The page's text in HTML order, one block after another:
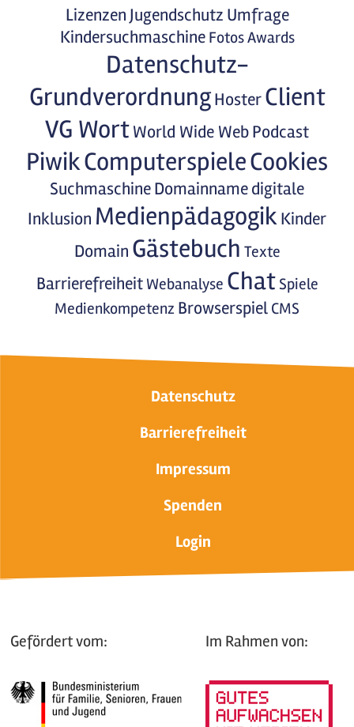
Lizenzen Jugendschutz Umfrage
Kindersuchmaschine FotosAwards
Datenschutz-
Grundverordnung Hoster Client
VG WortWorld Wide WebPodcast
PiwikComputerspieleCookies
SuchmaschineDomainnamedigitale
Inklusion MedienpädagogikKinder
Domain Gästebuch Texte
Barrierefreiheit Webanalyse Chat Spiele
Medienkompetenz Browserspiel CMS
Datenschutz
Barrierefreiheit
Impressum
Spenden
Login
Gefördert vom: Im Rahmen von: